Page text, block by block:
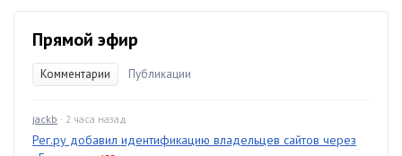
Прямой эфир
Комментарии Публикации
jackb · 2 часа назад
Рег.ру добавил идентификацию владельцев сайтов через